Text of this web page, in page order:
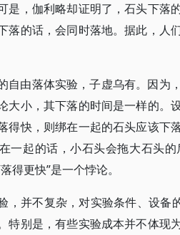
是，伽利略却证明了，石头下落
落的话，会同时落地。据此，人
自由落体实验，子虚乌有。因为
大小，其下落的时间是一样的。
得快，则绑在一起的石头应该下
一起的话，小石头会拖大石头
得更快”是一个悖论。
，并不复杂，对实验条件、设备
特别是，有些实验成本并不体现